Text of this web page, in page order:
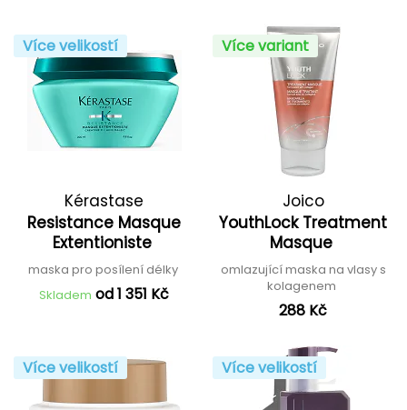
Více velikostí
Kérastase
Resistance Masque
Extentioniste
maska pro posílení délky
Skladem od 1 351 Kč
Více variant
Joico
YouthLock Treatment
Masque
omlazující maska na vlasy s
kolagenem
288 Kč
Více velikostí Více velikostí